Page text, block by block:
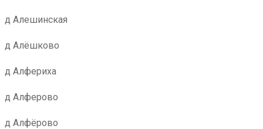
д Алешинская
д Алёшково
д Алфериха
д Алферово
д Алфёрово